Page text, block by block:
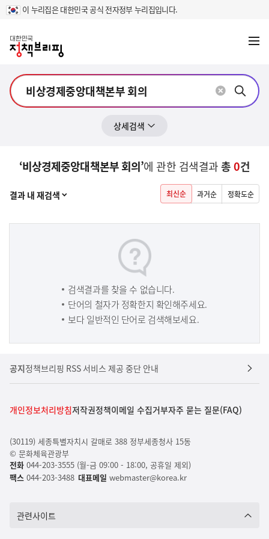
이 누리집은 대한민국 공식 전자정부 누리집입니다.
메
상세검색 열기
‘비상경제중앙대책본부 회의’에 관한 검색결과총0건
결과 내 재검색 열기 최신순 과거순 정확도순
검색결과를 찾을 수 없습니다.
단어의 철자가 정확한지 확인해주세요.
보다 일반적인 단어로 검색해보세요.
공지정책브리핑 RSS 서비스 제공 중단 안내
개인정보처리방침저작권정책이메일 수집거부자주 묻는 질문(FAQ)
(30119) 세종특별자치시 갈매로 388 정부세종청사 15동
© 문화체육관광부
전화 044-203-3555 (월-금 09:00 - 18:00, 공휴일 제외)
팩스 044-203-3488 대표메일 webmaster@korea.kr
관련사이트